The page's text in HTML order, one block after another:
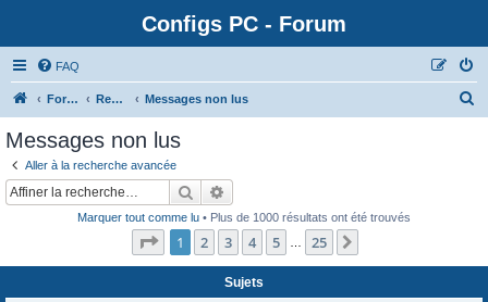
Configs PC - Forum
FAQ
Forum Rechercher Messages non lus
Messages non lus
Aller à la recherche avancée
Rechercher
Marquer tout comme lu • Plus de 1000 résultats ont été trouvés
Page 1sur25
1 2 3 4 5 25
Sujets